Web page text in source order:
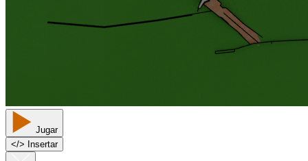
Jugar
</> Insertar